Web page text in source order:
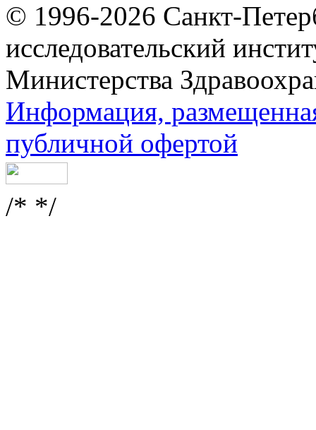
© 1996-2026 Санкт-
исследовательский
Министерства
Информация,
публичной офертой
/* */